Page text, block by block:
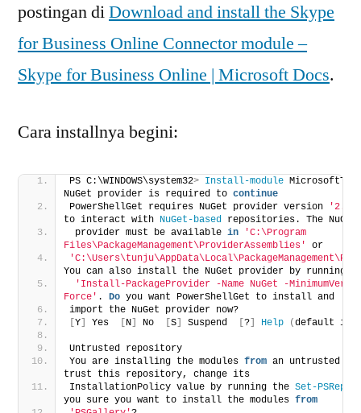
postingan diDownload and install the Skype
for Business Online Connector module –
Skype for Business Online | Microsoft Docs.
Cara installnya begini:
PS C:\WINDOWS\system32> Install-module
NuGet provider is required to continue
PowerShellGet requires NuGet provider version
to interact with NuGet-based repositories. The NuGet
provider must be available in
'C:\Program
Files\PackageManagement\ProviderAssemblies'
or
You can also install the NuGet provider by running
'Install-PackageProvider -Name NuGet -
Force' . Do you want PowerShellGet to install and
import the NuGet provider now?
Y Yes N No S Suspend ? Help (default is
Untrusted repository
You are installing the modules from an untrusted
trust this repository, change its
InstallationPolicy value by running the Set-
you sure you want to install the modules from